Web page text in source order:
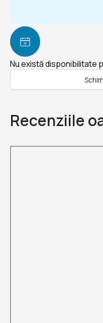
Nu există disponibilitate
Recenziile